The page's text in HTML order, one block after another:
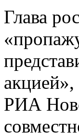
Глава
акцией»,
РИА